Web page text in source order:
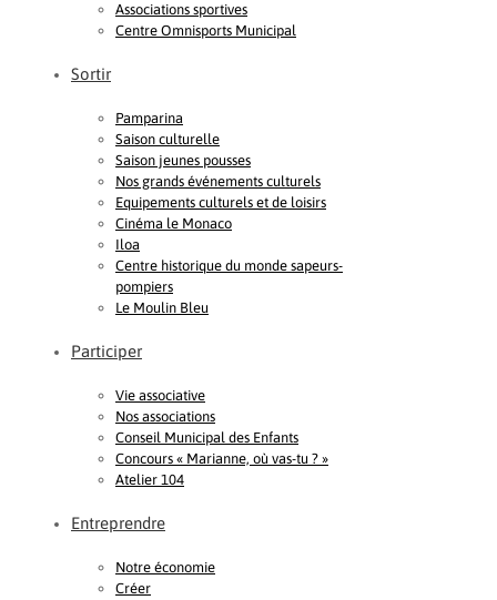
Associations sportives
Centre Omnisports Municipal
Sortir
Pamparina
Saison culturelle
Saison jeunes pousses
Nos grands événements culturels
Equipements culturels et de loisirs
Cinéma le Monaco
Iloa
Centre historique du monde sapeurs-
pompiers
Le Moulin Bleu
Participer
Vie associative
Nos associations
Conseil Municipal des Enfants
Concours « Marianne, où vas-tu ? »
Atelier 104
Entreprendre
Notre économie
Créer